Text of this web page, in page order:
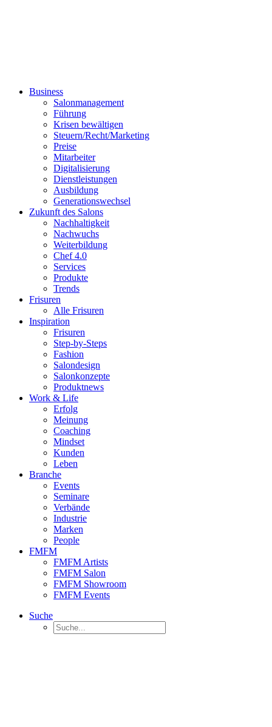
Business
Salonmanagement
Führung
Krisen bewältigen
Steuern/Recht/Marketing
Preise
Mitarbeiter
Digitalisierung
Dienstleistungen
Ausbildung
Generationswechsel
Zukunft des Salons
Nachhaltigkeit
Nachwuchs
Weiterbildung
Chef 4.0
Services
Produkte
Trends
Frisuren
Alle Frisuren
Inspiration
Frisuren
Step-by-Steps
Fashion
Salondesign
Salonkonzepte
Produktnews
Work & Life
Erfolg
Meinung
Coaching
Mindset
Kunden
Leben
Branche
Events
Seminare
Verbände
Industrie
Marken
People
FMFM
FMFM Artists
FMFM Salon
FMFM Showroom
FMFM Events
Suche